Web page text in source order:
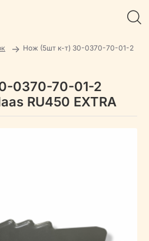
Нож (5шт к-т) 30-0370-70-01-2
0370-70-01-2
RU450 EXTRA